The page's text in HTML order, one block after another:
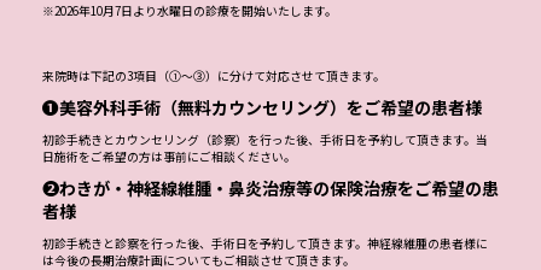
※2026年10月7日より水曜日の診療を開始いたします。
来院時は下記の3項目（①～③）に分けて対応させて頂きます。
❶美容外科手術（無料カウンセリング）をご希望の患者様
初診手続きとカウンセリング（診察）を行った後、手術日を予約して頂きます。当
日施術をご希望の方は事前にご相談ください。
❷わきが・神経線維腫・鼻炎治療等の保険治療をご希望の患
者様
初診手続きと診察を行った後、手術日を予約して頂きます。神経線維腫の患者様に
は今後の長期治療計画についてもご相談させて頂きます。